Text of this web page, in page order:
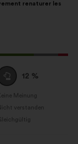
renaturer les
12 %
Meinung
verstanden